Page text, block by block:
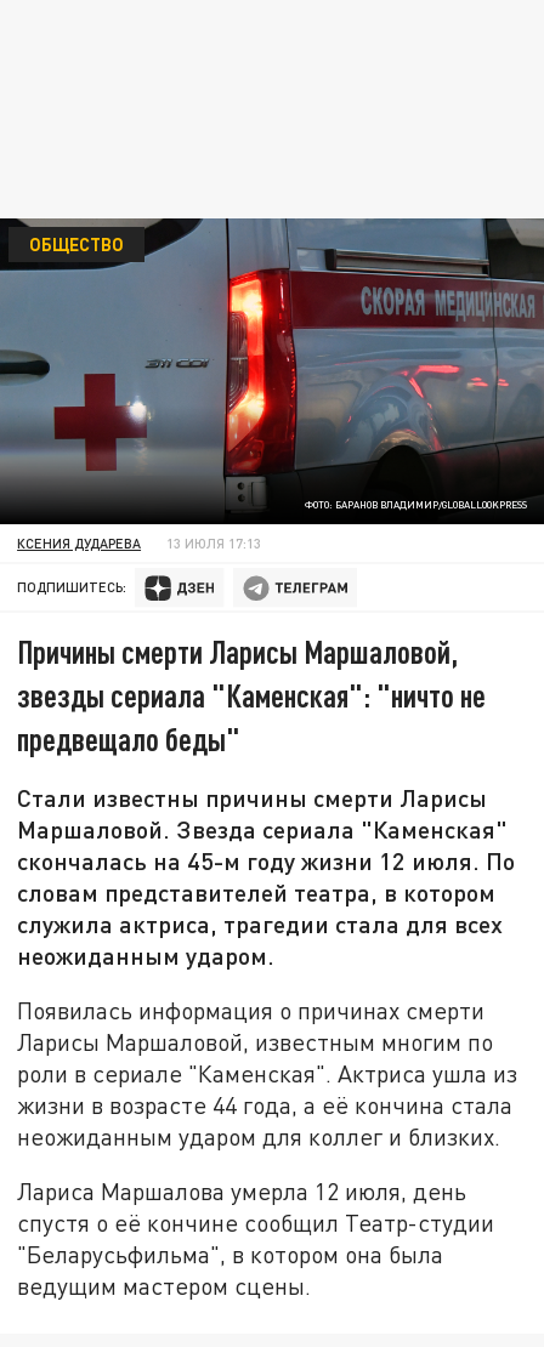
ФОТО: БАРАНОВ ВЛАДИМИР/GLOBALLOOKPRESS
ОБЩЕСТВО
КСЕНИЯ ДУДАРЕВА 13 ИЮЛЯ 17:13
ПОДПИШИТЕСЬ:
Причины смерти Ларисы Маршаловой,
звезды сериала "Каменская": "ничто не
предвещало беды"
Стали известны причины смерти Ларисы
Маршаловой. Звезда сериала "Каменская"
скончалась на 45-м году жизни 12 июля. По
словам представителей театра, в котором
служила актриса, трагедии стала для всех
неожиданным ударом.
Появилась информация о причинах смерти
Ларисы Маршаловой, известным многим по
роли в сериале "Каменская". Актриса ушла из
жизни в возрасте 44 года, а её кончина стала
неожиданным ударом для коллег и близких.
Лариса Маршалова умерла 12 июля, день
спустя о её кончине сообщил Театр-студии
"Беларусьфильма", в котором она была
ведущим мастером сцены.